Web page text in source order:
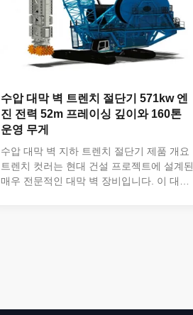
수압 대막 벽 트렌치 절단기 571kw 엔
진 전력 52m 프레이싱 깊이와 160톤
운영 무게
수압 대막 벽 지하 트렌치 절단기 제품 개요
트렌치 컷러는 현대 건설 프로젝트에 설계된
매우 전문적인 대막 벽 장비입니다. 이 대막